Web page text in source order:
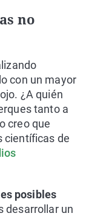
no
con un mayor
¿A quién
tanto a
creo que
científicas de
posibles
desarrollar un